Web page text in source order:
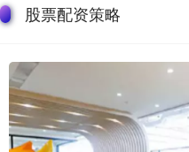
股票配资策略